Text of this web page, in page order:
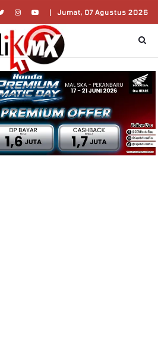
| Jumat, 07 Agustus 2026